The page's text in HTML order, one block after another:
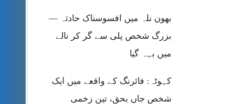
بھون نلہ میں افسوسناک حادثہ —
بزرگ شخص پلی سے گر کر نالے
میں بہہ گیا
کہوٹہ: فائرنگ کے واقعے میں ایک
شخص جاں بحق، تین زخمی